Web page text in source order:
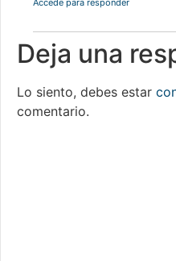
Accede para responder
Deja una
Lo siento, debes estar
comentario.